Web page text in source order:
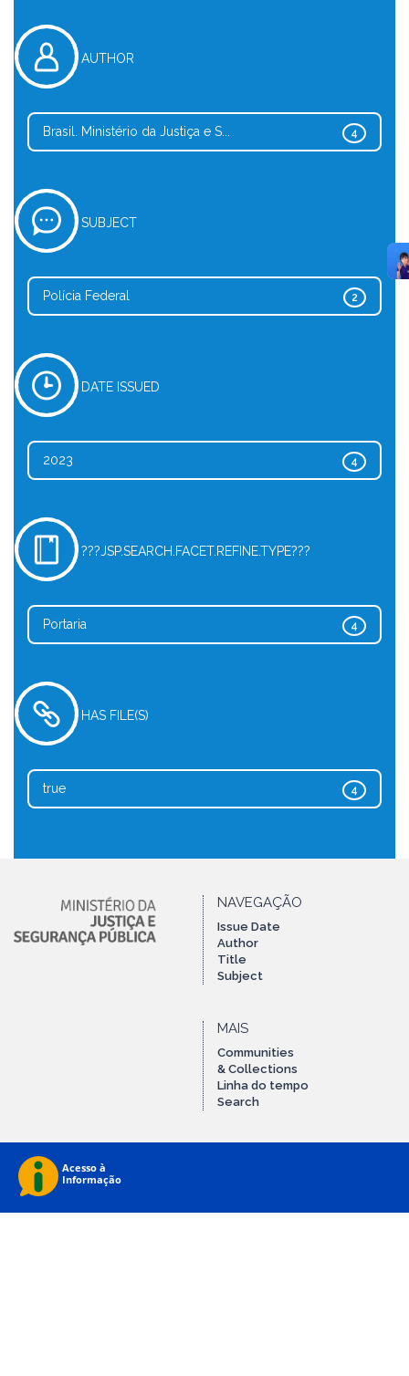
AUTHOR
4
Brasil. Ministério da Justiça e S...
SUBJECT
2
Polícia Federal
DATE ISSUED
4
2023
???JSP.SEARCH.FACET.REFINE.TYPE???
4
Portaria
HAS FILE(S)
4
true
NAVEGAÇÃO
Issue Date
Author
Title
Subject
MAIS
Communities
& Collections
Linha do tempo
Search